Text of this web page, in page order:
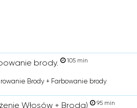
brody. 105 min
Brody + Farbowanie brody
Włosów + Broda) 95 min